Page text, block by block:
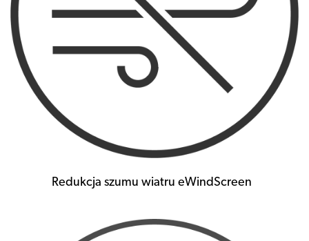
Redukcja szumu wiatru eWindScreen